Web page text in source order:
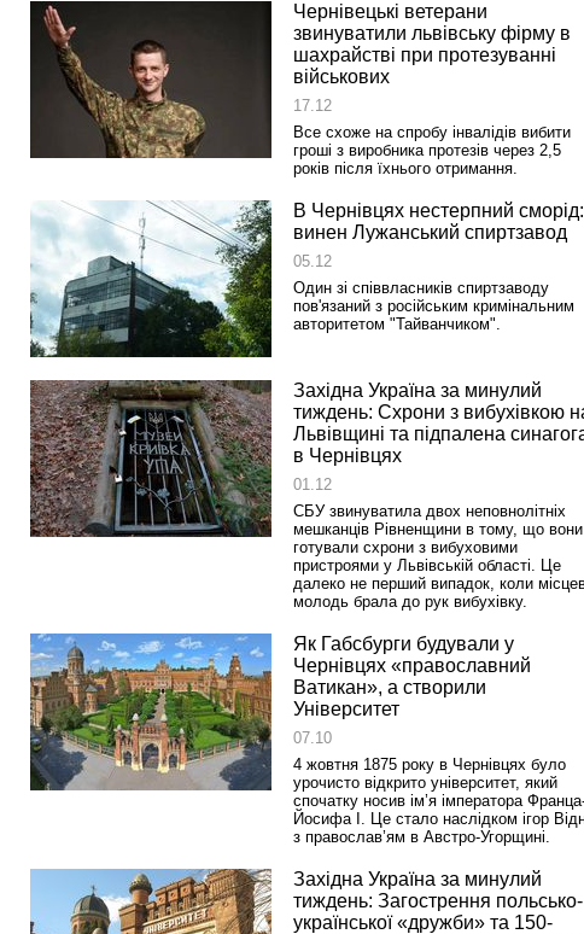
Чернівецькі ветерани
звинуватили львівську фірму в
шахрайстві при протезуванні
військових
17.12
Все схоже на спробу інвалідів вибити
гроші з виробника протезів через 2,5
років після їхнього отримання.
В Чернівцях нестерпний сморід:
винен Лужанський спиртзавод
05.12
Один зі співвласників спиртзаводу
пов'язаний з російським кримінальним
авторитетом "Тайванчиком".
Західна Україна за минулий
тиждень: Схрони з вибухівкою
Львівщині та підпалена
в Чернівцях
01.12
СБУ звинуватила двох неповнолітніх
мешканців Рівненщини в тому, що вони
готували схрони з вибуховими
пристроями у Львівській області. Це
далеко не перший випадок, коли
молодь брала до рук вибухівку.
Як Габсбурги будували у
Чернівцях «православний
Ватикан», а створили
Університет
07.10
4 жовтня 1875 року в Чернівцях було
урочисто відкрито університет, який
спочатку носив ім’я імператора
Йосифа I. Це стало наслідком ігор
з православ’ям в Австро-Угорщині.
Західна Україна за минулий
тиждень: Загострення польсько-
української «дружби» та 150-